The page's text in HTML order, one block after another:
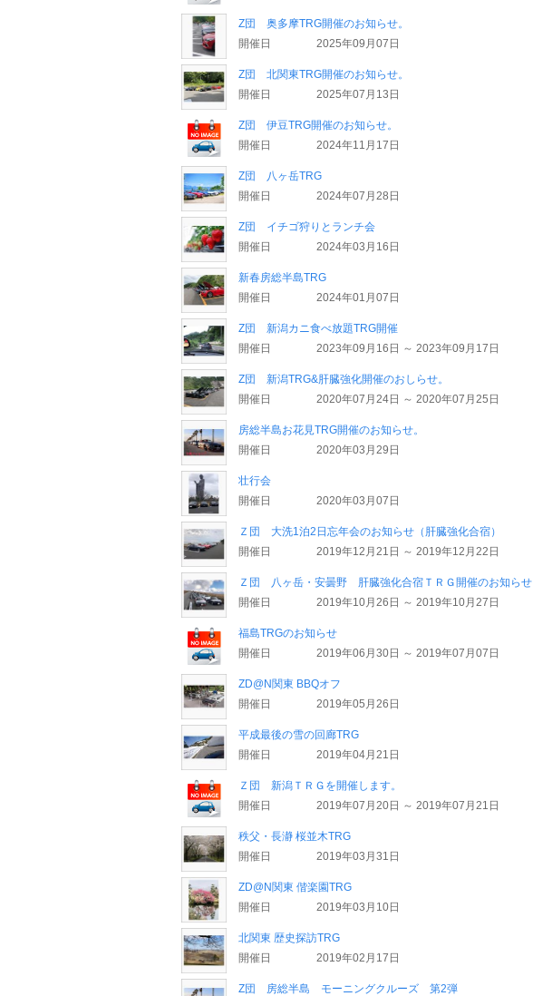
Z団 奥多摩TRG開催のお知らせ。
開催日
2025年09月07日
Z団 北関東TRG開催のお知らせ。
開催日
2025年07月13日
Z団 伊豆TRG開催のお知らせ。
開催日
2024年11月17日
Z団 八ヶ岳TRG
開催日
2024年07月28日
Z団 イチゴ狩りとランチ会
開催日
2024年03月16日
新春房総半島TRG
開催日
2024年01月07日
Z団 新潟カニ食べ放題TRG開催
開催日
2023年09月16日 ～ 2023年09月17日
Z団 新潟TRG&肝臓強化開催のおしらせ。
開催日
2020年07月24日 ～ 2020年07月25日
房総半島お花見TRG開催のお知らせ。
開催日
2020年03月29日
壮行会
開催日
2020年03月07日
Ｚ団 大洗1泊2日忘年会のお知らせ（肝臓強化合宿）
開催日
2019年12月21日 ～ 2019年12月22日
Ｚ団 八ヶ岳・安曇野 肝臓強化合宿ＴＲＧ開催のお知らせ
開催日
2019年10月26日 ～ 2019年10月27日
福島TRGのお知らせ
開催日
2019年06月30日 ～ 2019年07月07日
ZD@N関東 BBQオフ
開催日
2019年05月26日
平成最後の雪の回廊TRG
開催日
2019年04月21日
Ｚ団 新潟ＴＲＧを開催します。
開催日
2019年07月20日 ～ 2019年07月21日
秩父・長瀞 桜並木TRG
開催日
2019年03月31日
ZD@N関東 偕楽園TRG
開催日
2019年03月10日
北関東 歴史探訪TRG
開催日
2019年02月17日
Z団 房総半島 モーニングクルーズ 第2弾